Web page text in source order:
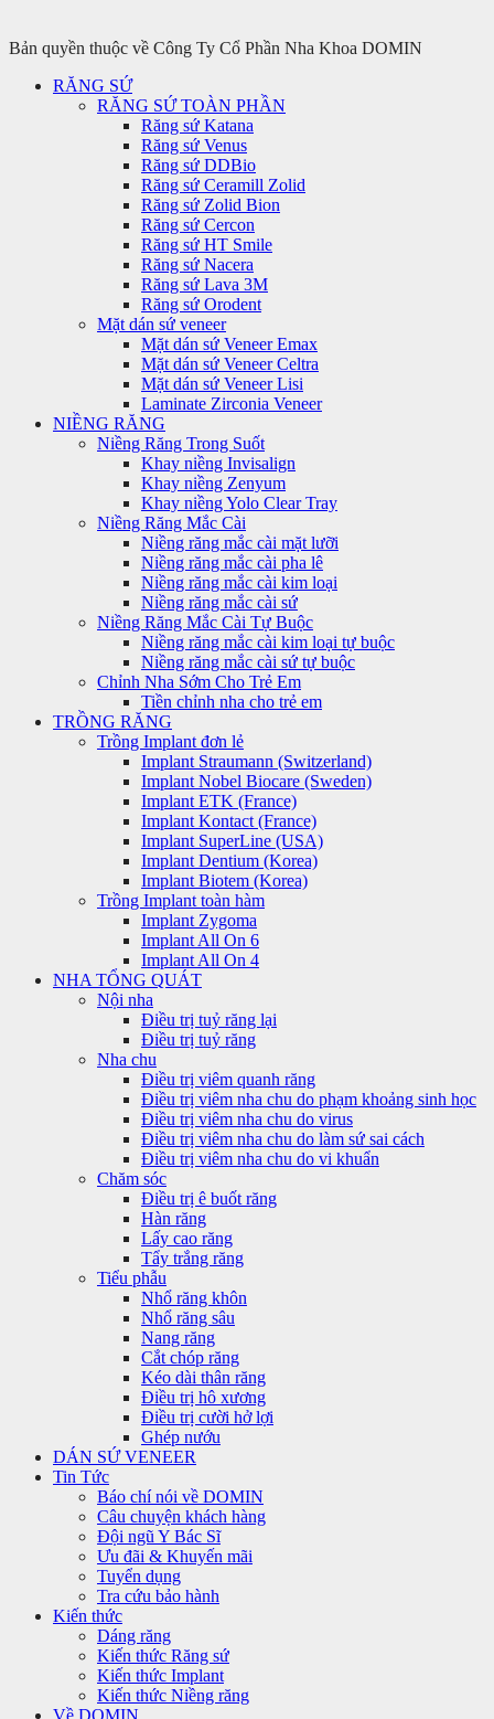
Bản quyền thuộc về Công Ty Cổ Phần Nha Khoa DOMIN
RĂNG SỨ
RĂNG SỨ TOÀN PHẦN
Răng sứ Katana
Răng sứ Venus
Răng sứ DDBio
Răng sứ Ceramill Zolid
Răng sứ Zolid Bion
Răng sứ Cercon
Răng sứ HT Smile
Răng sứ Nacera
Răng sứ Lava 3M
Răng sứ Orodent
Mặt dán sứ veneer
Mặt dán sứ Veneer Emax
Mặt dán sứ Veneer Celtra
Mặt dán sứ Veneer Lisi
Laminate Zirconia Veneer
NIỀNG RĂNG
Niềng Răng Trong Suốt
Khay niềng Invisalign
Khay niềng Zenyum
Khay niềng Yolo Clear Tray
Niềng Răng Mắc Cài
Niềng răng mắc cài mặt lưỡi
Niềng răng mắc cài pha lê
Niềng răng mắc cài kim loại
Niềng răng mắc cài sứ
Niềng Răng Mắc Cài Tự Buộc
Niềng răng mắc cài kim loại tự buộc
Niềng răng mắc cài sứ tự buộc
Chỉnh Nha Sớm Cho Trẻ Em
Tiền chỉnh nha cho trẻ em
TRỒNG RĂNG
Trồng Implant đơn lẻ
Implant Straumann (Switzerland)
Implant Nobel Biocare (Sweden)
Implant ETK (France)
Implant Kontact (France)
Implant SuperLine (USA)
Implant Dentium (Korea)
Implant Biotem (Korea)
Trồng Implant toàn hàm
Implant Zygoma
Implant All On 6
Implant All On 4
NHA TỔNG QUÁT
Nội nha
Điều trị tuỷ răng lại
Điều trị tuỷ răng
Nha chu
Điều trị viêm quanh răng
Điều trị viêm nha chu do phạm khoảng sinh học
Điều trị viêm nha chu do virus
Điều trị viêm nha chu do làm sứ sai cách
Điều trị viêm nha chu do vi khuẩn
Chăm sóc
Điều trị ê buốt răng
Hàn răng
Lấy cao răng
Tẩy trắng răng
Tiểu phẫu
Nhổ răng khôn
Nhổ răng sâu
Nang răng
Cắt chóp răng
Kéo dài thân răng
Điều trị hô xương
Điều trị cười hở lợi
Ghép nướu
DÁN SỨ VENEER
Tin Tức
Báo chí nói về DOMIN
Câu chuyện khách hàng
Đội ngũ Y Bác Sĩ
Ưu đãi & Khuyến mãi
Tuyển dụng
Tra cứu bảo hành
Kiến thức
Dáng răng
Kiến thức Răng sứ
Kiến thức Implant
Kiến thức Niềng răng